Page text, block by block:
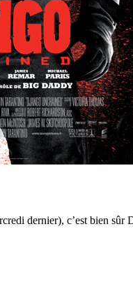
dernier), c’est bien